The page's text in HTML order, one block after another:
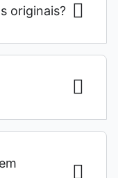
originais?